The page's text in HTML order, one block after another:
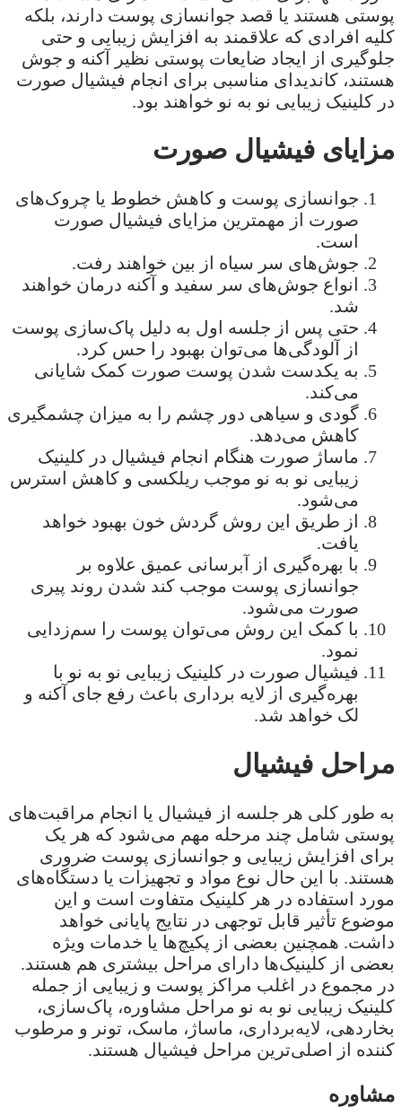
پوستی هستند یا قصد جوانسازی پوست دارند، بلکه
کلیه افرادی که علاقمند به افزایش زیبایی و حتی
جلوگیری از ایجاد ضایعات پوستی نظیر آکنه و جوش
هستند، کاندیدای مناسبی برای انجام فیشیال صورت
در کلینیک زیبایی نو به نو خواهند بود.
مزایای فیشیال صورت
جوانسازی پوست و کاهش خطوط یا چروک‌های
صورت از مهمترین مزایای فیشیال صورت
است.
جوش‌های سر سیاه از بین خواهند رفت.
انواع جوش‌های سر سفید و آکنه درمان خواهند
شد.
حتی پس از جلسه اول به دلیل پاک‌سازی پوست
از آلودگی‌ها می‌توان بهبود را حس کرد.
به یکدست شدن پوست صورت کمک شایانی
می‌کند.
گودی و سیاهی دور چشم را به میزان چشمگیری
کاهش می‌دهد.
ماساژ صورت هنگام انجام فیشیال در کلینیک
زیبایی نو به نو موجب ریلکسی و کاهش استرس
می‌شود.
از طریق این روش گردش خون بهبود خواهد
یافت.
با بهره‌گیری از آبرسانی عمیق علاوه بر
جوانسازی پوست موجب کند شدن روند پیری
صورت می‌شود.
با کمک این روش می‌توان پوست را سم‌زدایی
نمود.
فیشیال صورت در کلینیک زیبایی نو به نو با
بهره‌گیری از لایه برداری باعث رفع جای آکنه و
لک خواهد شد.
مراحل فیشیال
به طور کلی هر جلسه از فیشیال یا انجام مراقبت‌های
پوستی شامل چند مرحله مهم می‌شود که هر یک
برای افزایش زیبایی و جوانسازی پوست ضروری
هستند. با این حال نوع مواد و تجهیزات یا دستگاه‌های
مورد استفاده در هر کلینیک متفاوت است و این
موضوع تأثیر قابل توجهی در نتایج پایانی خواهد
داشت. همچنین بعضی از پکیچ‌ها یا خدمات ویژه
بعضی از کلینیک‌ها دارای مراحل بیشتری هم هستند.
در مجموع در اغلب مراکز پوست و زیبایی از جمله
کلینیک زیبایی نو به نو مراحل مشاوره، پاک‌سازی،
بخاردهی، لایه‌برداری، ماساژ، ماسک، تونر و مرطوب
کننده از اصلی‌ترین مراحل فیشیال هستند.
مشاوره